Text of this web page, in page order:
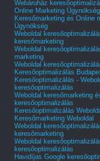
Webáruház
Online Marketing Ügynökség
Keresőmarketing és Online
Ügynökség
Weboldal
keresőmarketing
Weboldal
marketing
Weboldal
Keresőoptimalizálás
Keresőoptimalizálás -
keresőoptimalizálás
Weboldal keresőmarketing
keresőoptimalizálás
Keresőoptimalizálás
Keresőmarketing Weboldal
Weboldal
keresőmarketing
Weboldal
keresőoptimalizálás
Havidíjas Google